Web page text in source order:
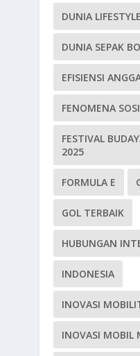
DUNIA LIFESTYLE
DUNIA SEPAK
EFISIENSI
FENOMENA
FESTIVAL
2025
FORMULA E
GOL TERBAIK
HUBUNGAN
INDONESIA
INOVASI
INOVASI MOBIL